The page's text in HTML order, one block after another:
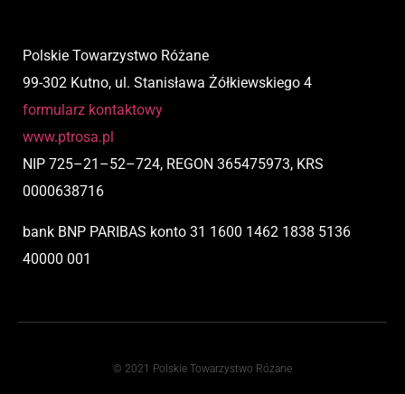
Polskie Towarzystwo Różane
99-302 Kutno, ul. Stanisława Żółkiewskiego 4
formularz kontaktowy
www.ptrosa.pl
NIP 725–21 –52–724, REGON 365475973, KRS
0000638716
bank BNP PARIBAS konto 31 1600 1462 1838 5136
40000 001
© 2021 Polskie Towarzystwo Różane